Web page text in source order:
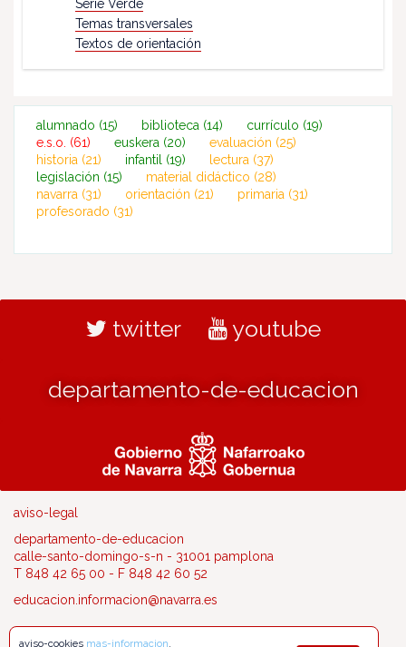
Serie Verde
Temas transversales
Textos de orientación
alumnado (15) biblioteca (14) currículo (19)
e.s.o. (61) euskera (20) evaluación (25)
historia (21) infantil (19) lectura (37)
legislación (15) material didáctico (28)
navarra (31) orientación (21) primaria (31)
profesorado (31)
twitter youtube
departamento-de-educacion
aviso-legal
departamento-de-educacion
calle-santo-domingo-s-n - 31001 pamplona
T 848 42 65 00 - F 848 42 60 52
educacion.informacion@navarra.es
aviso-cookies mas-informacion.